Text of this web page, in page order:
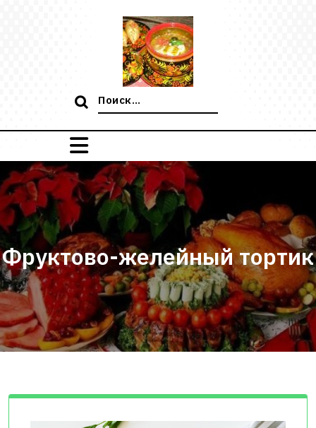
Поиск:
Фруктово-желейный тортик